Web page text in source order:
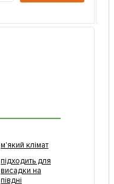
м'який клімат
підходить для
висадки на
півдні